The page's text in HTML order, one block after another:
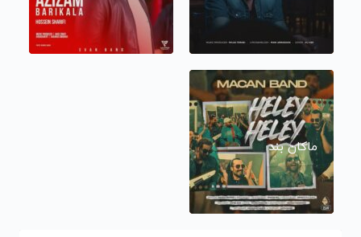
ماکان بند